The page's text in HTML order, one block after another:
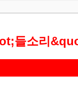
들소리